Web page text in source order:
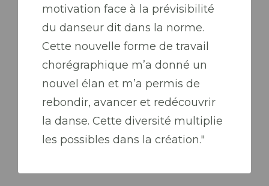
motivation face à la prévisibilité
du danseur dit dans la norme.
Cette nouvelle forme de travail
chorégraphique m’a donné un
nouvel élan et m’a permis de
rebondir, avancer et redécouvrir
la danse. Cette diversité multiplie
les possibles dans la création."